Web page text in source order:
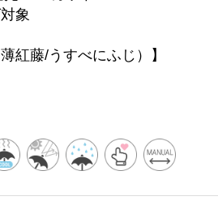
象
紅藤/うすべにふじ）】